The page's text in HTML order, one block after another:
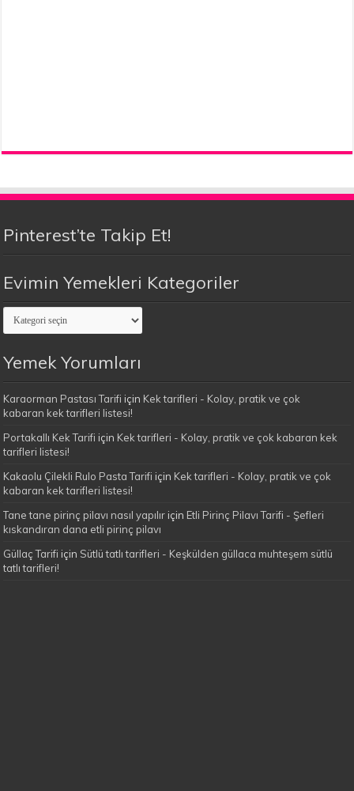
Pinterest’te Takip Et!
Evimin Yemekleri Kategoriler
Evimin
Yemekleri
Kategoriler
Yemek Yorumları
Karaorman Pastası Tarifi için Kek tarifleri - Kolay, pratik ve çok
kabaran kek tarifleri listesi!
Portakallı Kek Tarifi için Kek tarifleri - Kolay, pratik ve çok kabaran kek
tarifleri listesi!
Kakaolu Çilekli Rulo Pasta Tarifi için Kek tarifleri - Kolay, pratik ve çok
kabaran kek tarifleri listesi!
Tane tane pirinç pilavı nasıl yapılır için Etli Pirinç Pilavı Tarifi - Şefleri
kıskandıran dana etli pirinç pilavı
Güllaç Tarifi için Sütlü tatlı tarifleri - Keşkülden güllaca muhteşem sütlü
tatlı tarifleri!